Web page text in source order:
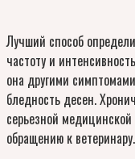
Лучший способ
частоту и
она другими
бледность десен.
серьезной
обращению к ветеринару.